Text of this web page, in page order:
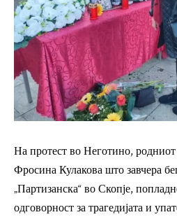
На протест во Неготино,
Фросина Кулакова што завчера
„Партизанска“ во Скопје,
одговорност за трагедијата и